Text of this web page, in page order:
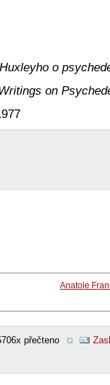
o
on
Anatole
přečteno